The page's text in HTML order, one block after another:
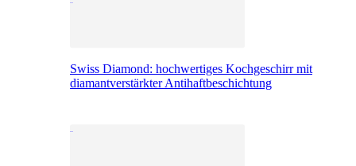
Swiss Diamond: hochwertiges Kochgeschirr mit
diamantverstärkter Antihaftbeschichtung